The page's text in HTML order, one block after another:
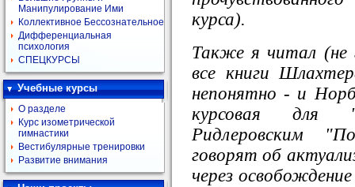
Манипулирование Ими
Коллективное Бессознательное
Дифференциальная
психология
СПЕЦКУРСЫ
Учебные курсы
О разделе
Курс изометрической
гимнастики
Вестибулярные тренировки
Развитие внимания
курса).
Также я читал (не
все книги
непонятно - и
курсовая для
Ридлеровским
говорят об
через